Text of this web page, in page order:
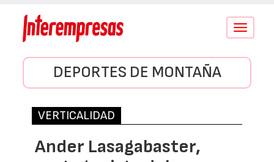
Conmutar
DEPORTES DE MONTAÑA
VERTICALIDAD
Ander Lasagabaster,